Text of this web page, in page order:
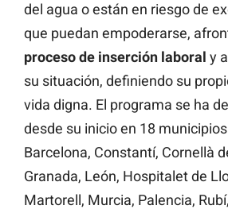
del agua o están en riesgo de
que puedan empoderarse,
proceso de inserción laboral y
su situación, definiendo su
vida digna. El programa se ha
desde su inicio en 18
Barcelona, Constantí, Cornellà
Granada, León, Hospitalet de
Martorell, Murcia, Palencia,